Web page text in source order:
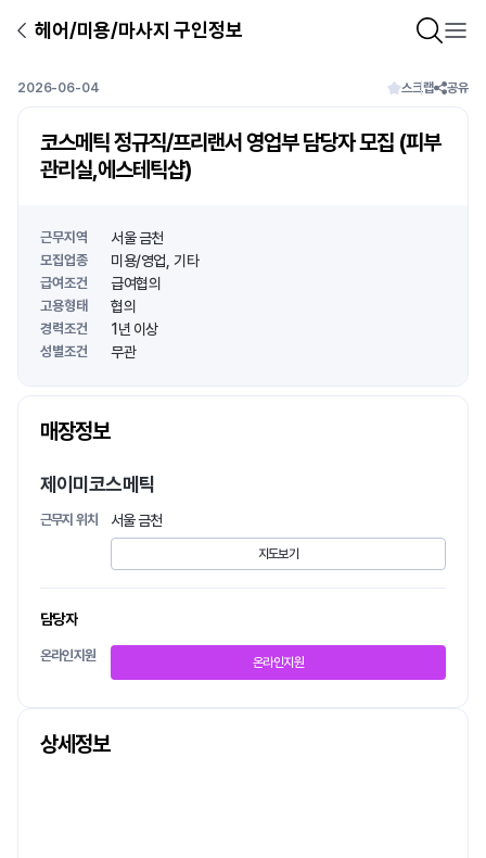
헤어/미용/마사지 구인정보
2026-06-04 스크랩 공유
코스메틱 정규직/프리랜서 영업부 담당자 모집 (피부
관리실,에스테틱샵)
근무지역 서울 금천
모집업종 미용/영업 기타
급여조건 급여협의
고용형태 협의
경력조건 1년 이상
성별조건 무관
매장정보
제이미코스메틱
근무지 위치 서울 금천
지도보기
담당자
온라인지원 온라인지원
상세정보